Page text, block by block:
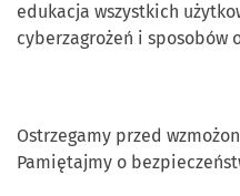
edukacja wszystkich
cyberzagrożeń i sposobów
Ostrzegamy przed
Pamiętajmy o